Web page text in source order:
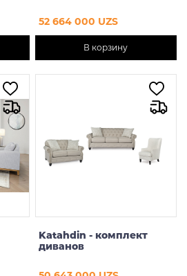
52 664 000 UZS
В корзину
Katahdin - комплект
диванов